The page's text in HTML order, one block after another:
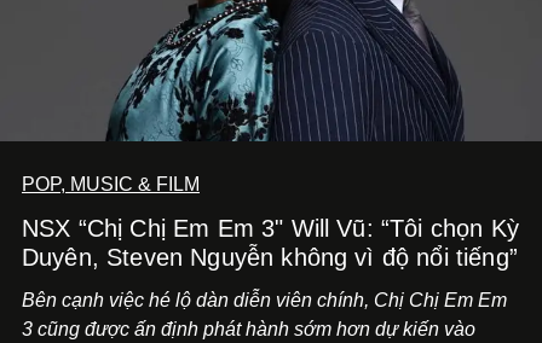
POP, MUSIC & FILM
NSX “Chị Chị Em Em 3" Will Vũ: “Tôi chọn Kỳ
Duyên, Steven Nguyễn không vì độ nổi tiếng”
Bên cạnh việc hé lộ dàn diễn viên chính, Chị Chị Em Em
3 cũng được ấn định phát hành sớm hơn dự kiến vào